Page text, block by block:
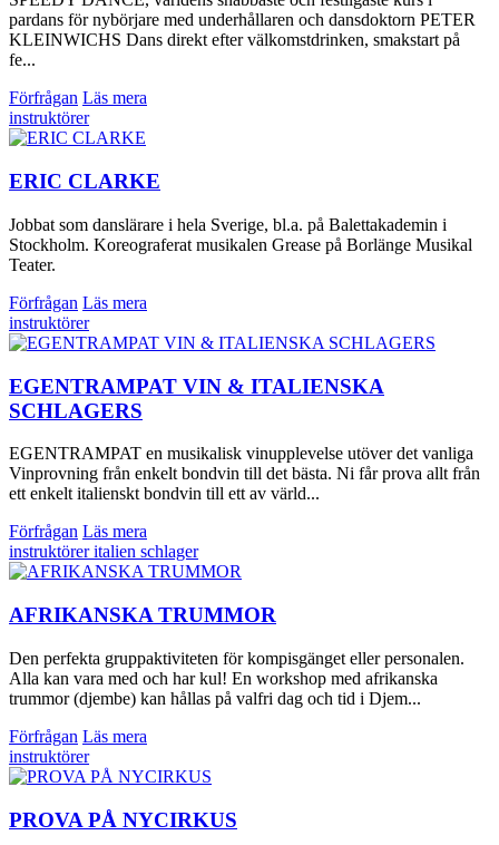
pardans för nybörjare med underhållaren och dansdoktorn PETER
KLEINWICHS Dans direkt efter välkomstdrinken, smakstart på
fe...
Förfrågan Läs mera
instruktörer
ERIC CLARKE
Jobbat som danslärare i hela Sverige, bl.a. på Balettakademin i
Stockholm. Koreograferat musikalen Grease på Borlänge Musikal
Teater.
Förfrågan Läs mera
instruktörer
EGENTRAMPAT VIN & ITALIENSKA
SCHLAGERS
EGENTRAMPAT en musikalisk vinupplevelse utöver det vanliga
Vinprovning från enkelt bondvin till det bästa. Ni får prova allt från
ett enkelt italienskt bondvin till ett av värld...
Förfrågan Läs mera
instruktöreritalien schlager
AFRIKANSKA TRUMMOR
Den perfekta gruppaktiviteten för kompisgänget eller personalen.
Alla kan vara med och har kul! En workshop med afrikanska
trummor (djembe) kan hållas på valfri dag och tid i Djem...
Förfrågan Läs mera
instruktörer
PROVA PÅ NYCIRKUS